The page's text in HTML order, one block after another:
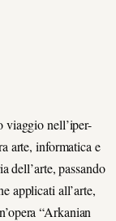
viaggio nell’iper-
arte, informatica e
dell’arte, passando
applicati all’arte,
“Arkanian